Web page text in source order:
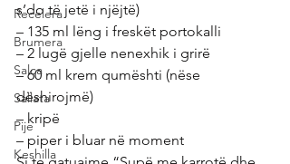
Recelera
Brumera
Salca
Sallata
Pije
Keshilla
s’do të jetë i njëjtë)
– 135 ml lëng i freskët portokalli
– 2 lugë gjelle nenexhik i grirë
– 60 ml krem qumështi (nëse
dëshirojmë)
– kripë
– piper i bluar në moment